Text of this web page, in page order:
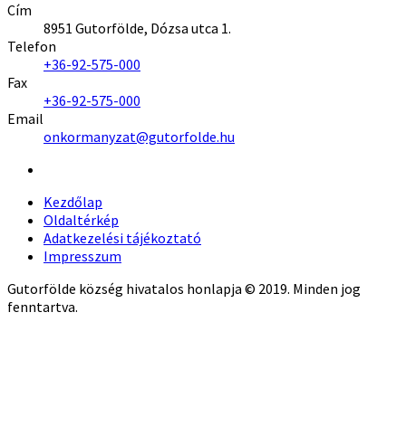
Cím
8951 Gutorfölde, Dózsa utca 1.
Telefon
+36-92-575-000
Fax
+36-92-575-000
Email
onkormanyzat@gutorfolde.hu
Kezdőlap
Oldaltérkép
Adatkezelési tájékoztató
Impresszum
Gutorfölde község hivatalos honlapja © 2019. Minden jog
fenntartva.